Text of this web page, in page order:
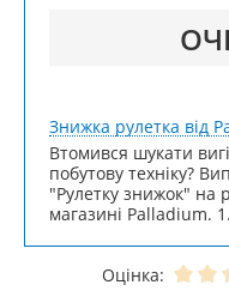
Знижка рулетка від
Втомився шукати
побутову техніку?
"Рулетку знижок" на
магазині Palladium.
Оцінка: